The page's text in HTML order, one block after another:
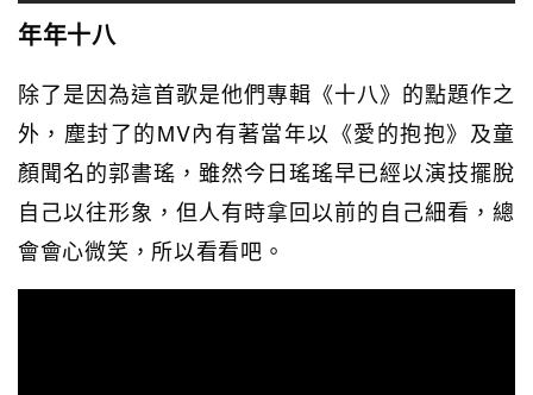
年年十八
除了是因為這首歌是他們專輯《十八》的點題作之
外，塵封了的MV內有著當年以《愛的抱抱》及童
顏聞名的郭書瑤，雖然今日瑤瑤早已經以演技擺脫
自己以往形象，但人有時拿回以前的自己細看，總
會會心微笑，所以看看吧。